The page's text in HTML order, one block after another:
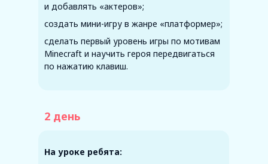
На уроке ребята:
2 день
и добавлять «актеров»;
создать мини-игру в жанре «платформер»;
сделать первый уровень игры по мотивам
Minecraft и научить героя передвигаться
по нажатию клавиш.